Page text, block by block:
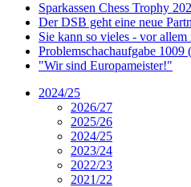
Sparkassen Chess Trophy
Der DSB geht eine neue
Sie kann so vieles - vor
Problemschachaufgabe
"Wir sind Europameister!"
2024/25
2026/27
2025/26
2024/25
2023/24
2022/23
2021/22